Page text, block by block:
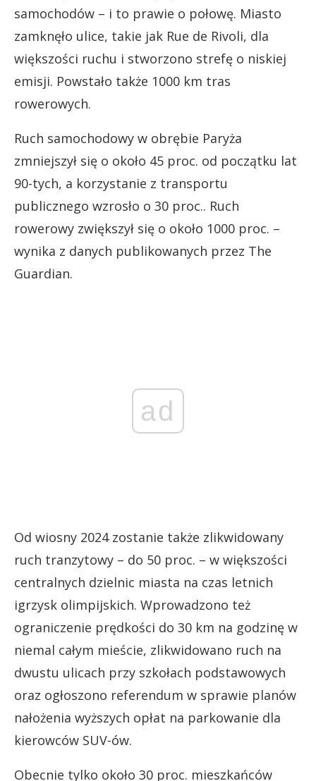
samochodów – i to prawie o połowę. Miasto
zamknęło ulice, takie jak Rue de Rivoli, dla
większości ruchu i stworzono strefę o niskiej
emisji. Powstało także 1000 km tras
rowerowych.
Ruch samochodowy w obrębie Paryża
zmniejszył się o około 45 proc. od początku lat
90-tych, a korzystanie z transportu
publicznego wzrosło o 30 proc.. Ruch
rowerowy zwiększył się o około 1000 proc. –
wynika z danych publikowanych przez The
Guardian.
ad
Od wiosny 2024 zostanie także zlikwidowany
ruch tranzytowy – do 50 proc. – w większości
centralnych dzielnic miasta na czas letnich
igrzysk olimpijskich. Wprowadzono też
ograniczenie prędkości do 30 km na godzinę w
niemal całym mieście, zlikwidowano ruch na
dwustu ulicach przy szkołach podstawowych
oraz ogłoszono referendum w sprawie planów
nałożenia wyższych opłat na parkowanie dla
kierowców SUV-ów.
Obecnie tylko około 30 proc. mieszkańców